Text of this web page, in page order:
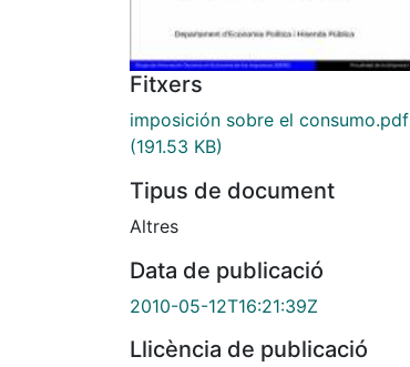
Fitxers
imposición sobre el consumo.pdf
(191.53 KB)
Tipus de document
Altres
Data de publicació
2010-05-12T16:21:39Z
Llicència de publicació